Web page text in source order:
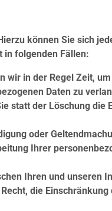
können Sie sich
in folgenden Fällen:
wir in der Regel Zeit,
Daten zu
statt der Löschung die
oder
Ihrer
Ihren und unseren
die